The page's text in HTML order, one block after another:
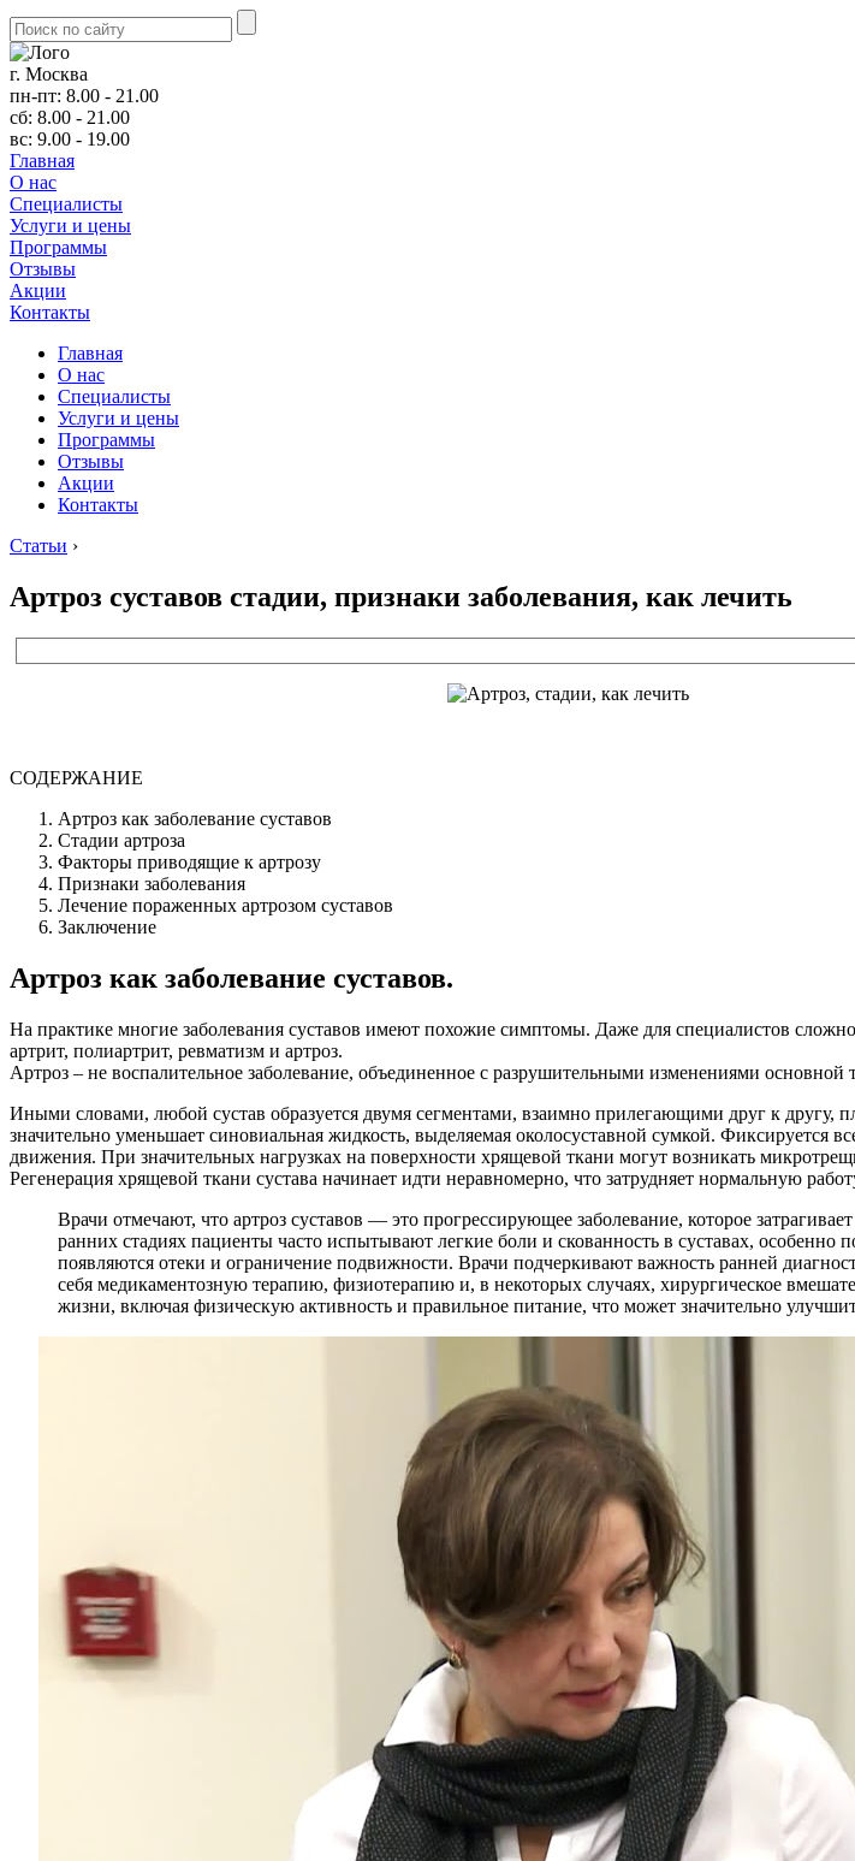
г. Москва
пн-пт: 8.00 - 21.00
сб: 8.00 - 21.00
вс: 9.00 - 19.00
Главная
О нас
Cпециалисты
Услуги и цены
Программы
Отзывы
Акции
Контакты
Главная
О нас
Cпециалисты
Услуги и цены
Программы
Отзывы
Акции
Контакты
Статьи ›
Артроз суставов стадии, признаки заболевания, как лечить
СОДЕРЖАНИЕ
Артроз как заболевание суставов
Стадии артроза
Факторы приводящие к артрозу
Признаки заболевания
Лечение пораженных артрозом суставов
Заключение
Артроз как заболевание суставов.
На практике многие заболевания суставов имеют похожие симптомы. Даже для специалистов
артрит, полиартрит, ревматизм и артроз.
Артроз – не воспалительное заболевание, объединенное с разрушительными изменениями
Иными словами, любой сустав образуется двумя сегментами, взаимно прилегающими друг к другу,
значительно уменьшает синовиальная жидкость, выделяемая околосуставной сумкой. Фиксируется
движения. При значительных нагрузках на поверхности хрящевой ткани могут возникать
Регенерация хрящевой ткани сустава начинает идти неравномерно, что затрудняет нормальную
Врачи отмечают, что артроз суставов — это прогрессирующее заболевание, которое
ранних стадиях пациенты часто испытывают легкие боли и скованность в суставах,
появляются отеки и ограничение подвижности. Врачи подчеркивают важность ранней
себя медикаментозную терапию, физиотерапию и, в некоторых случаях, хирургическое
жизни, включая физическую активность и правильное питание, что может значительно